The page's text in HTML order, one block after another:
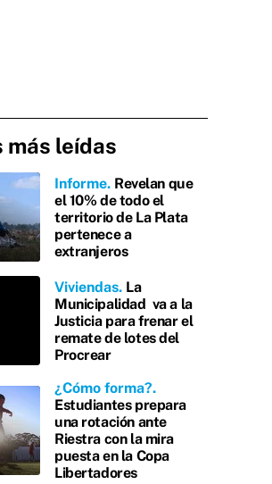
más leídas
Informe Revelan que
el 10% de todo el
territorio de La Plata
pertenece a
extranjeros
Viviendas La
Municipalidad va a la
Justicia para frenar el
remate de lotes del
Procrear
¿Cómo forma?
Estudiantes prepara
una rotación ante
Riestra con la mira
puesta en la Copa
Libertadores